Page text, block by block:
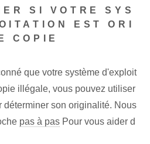
SI VOTRE SYS
EST ORI
COPIE
que votre système d'exploit
illégale, vous pouvez utiliser
déterminer son originalité. Nous
pas à pas Pour vous aider d